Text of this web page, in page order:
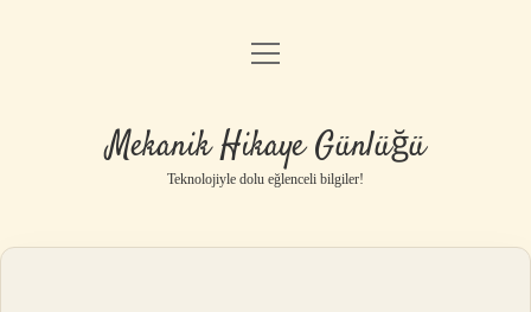
Anasayfa
Yasal Uyarı
menüyü
Mekanik Hikaye Günlüğü
Teknolojiyle dolu eğlenceli bilgiler!